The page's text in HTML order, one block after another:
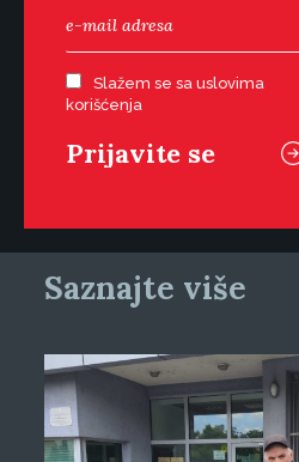
Slažem se sa uslovima
korišćenja
Saznajte više